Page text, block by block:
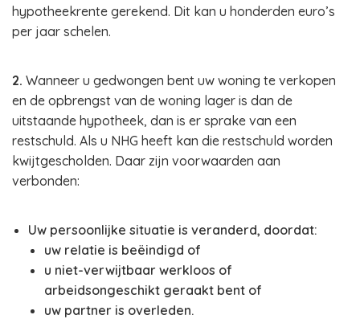
hypotheekrente gerekend. Dit kan u honderden euro’s
per jaar schelen.
2. Wanneer u gedwongen bent uw woning te verkopen
en de opbrengst van de woning lager is dan de
uitstaande hypotheek, dan is er sprake van een
restschuld. Als u NHG heeft kan die restschuld worden
kwijtgescholden. Daar zijn voorwaarden aan
verbonden:
Uw persoonlijke situatie is veranderd, doordat:
uw relatie is beëindigd of
u niet-verwijtbaar werkloos of
arbeidsongeschikt geraakt bent of
uw partner is overleden.